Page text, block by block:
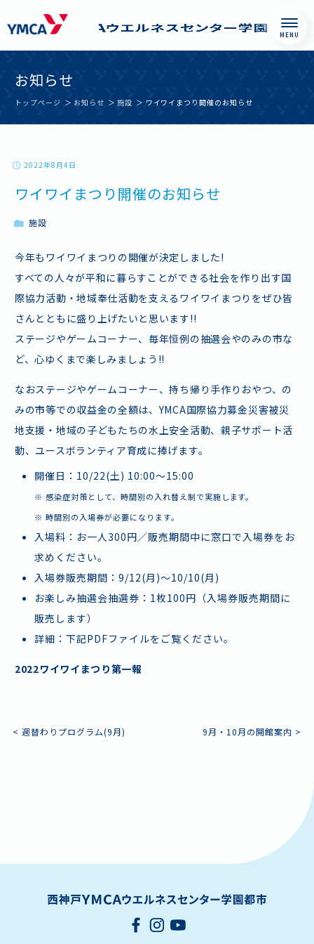
content
ネスセンター学園
都市
施設情報・アクセス
ボランティア プライバシーポリシー
お知らせ
トップページ お知らせ 施設 ワイワイまつり開催のお知らせ
2022年8月4日
ワイワイまつり開催のお知らせ
施設
今年もワイワイまつりの開催が決定しました!
すべての人々が平和に暮らすことができる社会を作り出す国
際協力活動・地域奉仕活動を支えるワイワイまつりをぜひ皆
さんとともに盛り上げたいと思います!!
ステージやゲームコーナー、毎年恒例の抽選会やのみの市な
ど、心ゆくまで楽しみましょう!!
なおステージやゲームコーナー、持ち帰り手作りおやつ、の
みの市等での収益金の全額は、YMCA国際協力募金災害被災
地支援・地域の子どもたちの水上安全活動、親子サポート活
動、ユースボランティア育成に捧げます。
開催日：10/22(土) 10:00〜15:00
※ 感染症対策として、時間別の入れ替え制で実施します。
※ 時間別の入場券が必要になります。
入場料：お一人300円／販売期間中に窓口で入場券をお
求めください。
入場券販売期間：9/12(月)〜10/10(月)
お楽しみ抽選会抽選券：1枚100円（入場券販売期間に
販売します）
詳細：下記PDFファイルをご覧ください。
2022ワイワイまつり第一報
投< 週替わりプログラム(9月) 9月・10月の開館案内 >